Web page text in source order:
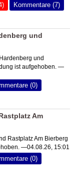
Kommentare (7)
und
und
ist aufgehoben. —
(0)
Am
Rastplatz Am Bierberg
—04.08.26, 15:01
(0)